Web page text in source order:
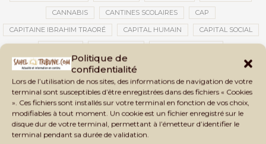
Politique de
confidentialité
Lors de l’utilisation de nos sites, des informations de navigation de votre
terminal sont susceptibles d’être enregistrées dans des fichiers « Cookies
». Ces fichiers sont installés sur votre terminal en fonction de vos choix,
modifiables à tout moment. Un cookie est un fichier enregistré sur le
disque dur de votre terminal, permettant à l’émetteur d’identifier le
terminal pendant sa durée de validation.
CANNABIS CANTINES SCOLAIRES CAP
CAPITAINE IBRAHIM TRAORÉ CAPITAL HUMAIN CAPITAL SOCIAL
CARTE D’IDENTITÉ BIOMÉTRIQUE CARTE NINA CARTONS ROUGES
CASABLANCA CATASTROPHE CATASTROPHE NATURELLE
CATASTROPHES CLIMATIQUES CATASTROPHES NATURELLES
CAUTION 10 000 DOLLARS CAUTION DE VISA CDAT CECOGEC
CÉDÉAO CEDEAO CEI CÉLÉBRATION NATIONALE